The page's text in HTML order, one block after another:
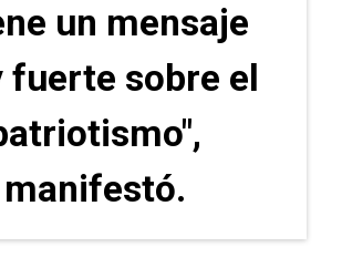
un mensaje
fuerte sobre el
manifestó.